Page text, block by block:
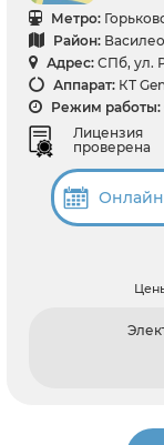
Метро:
Район:
Адрес: СПб, ул.
Аппарат: КТ
Режим работы:
Лицензия
проверена
Онлайн